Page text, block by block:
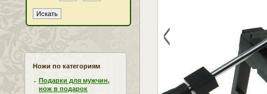
Ножи по категориям
Подарки для мужчин,
нож в подарок
<